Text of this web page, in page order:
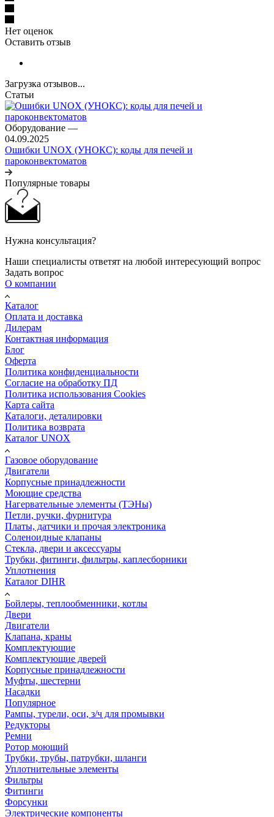
Нет оценок
Оставить отзыв
Загрузка отзывов...
Статьи
Оборудование —
04.09.2025
Ошибки UNOX (УНОКС): коды для печей и
пароконвектоматов
Популярные товары
Нужна консультация?
Наши специалисты ответят на любой интересующий вопрос
Задать вопрос
О компании
Каталог
Оплата и доставка
Дилерам
Контактная информация
Блог
Оферта
Политика конфиденциальности
Согласие на обработку ПД
Политика использования Cookies
Карта сайта
Каталоги, деталировки
Политика возврата
Каталог UNOX
Газовое оборудование
Двигатели
Корпусные принадлежности
Моющие средства
Нагервательные элементы (ТЭНы)
Петли, ручки, фурнитура
Платы, датчики и прочая электроника
Соленоидные клапаны
Стекла, двери и аксессуары
Трубки, фитинги, фильтры, каплесборники
Уплотнения
Каталог DIHR
Бойлеры, теплообменники, котлы
Двери
Двигатели
Клапана, краны
Комплектующие
Комплектующие дверей
Корпусные принадлежности
Муфты, шестерни
Насадки
Популярное
Рампы, турели, оси, з/ч для промывки
Редукторы
Ремни
Ротор моющий
Трубки, трубы, патрубки, шланги
Уплотнительные элементы
Фильтры
Фитинги
Форсунки
Электрические компоненты